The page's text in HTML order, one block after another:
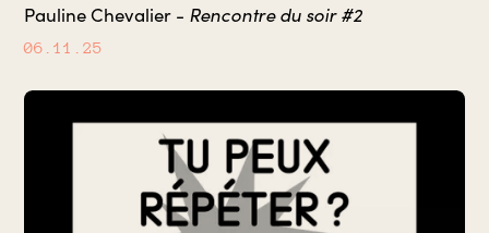
Pauline Chevalier - Rencontre du soir #2
06.11.25